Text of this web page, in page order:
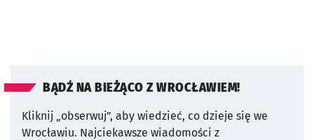
BĄDŹ NA BIEŻĄCO Z WROCŁAWIEM!
Kliknij „obserwuj”, aby wiedzieć, co dzieje się we
Wrocławiu. Najciekawsze wiadomości z